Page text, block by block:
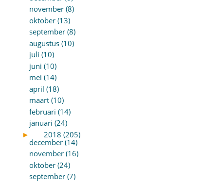
november (8)
oktober (13)
september (8)
augustus (10)
juli (10)
juni (10)
mei (14)
april (18)
maart (10)
februari (14)
januari (24)
►
2018 (205)
december (14)
november (16)
oktober (24)
september (7)